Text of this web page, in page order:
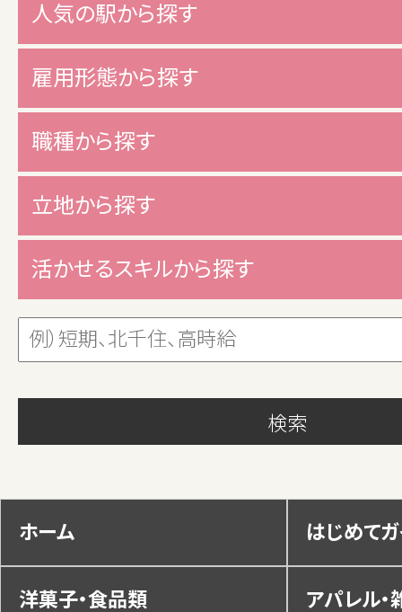
人気の駅から探す
雇用形態から探す
職種から探す
立地から探す
活かせるスキルから探す
ホーム はじめて
洋菓子・食品類 アパレル・